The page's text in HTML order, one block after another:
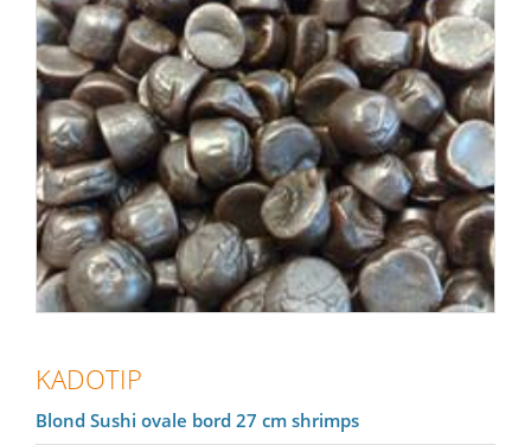
KADOTIP
Blond Sushi ovale bord 27 cm shrimps